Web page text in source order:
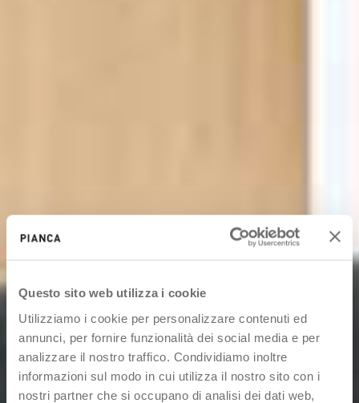
Questo sito web utilizza i cookie
Utilizziamo i cookie per personalizzare contenuti ed
annunci, per fornire funzionalità dei social media e per
analizzare il nostro traffico. Condividiamo inoltre
informazioni sul modo in cui utilizza il nostro sito con i
nostri partner che si occupano di analisi dei dati web,